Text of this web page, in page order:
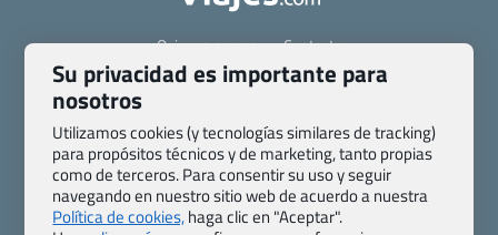
Quienes somos
Contacto
Pasaporte, Visado, Salud y otras disposiciones específicas
Blog de Viajes.com
Preguntas frecuentes
Condiciones generales
Política de privacidad y cookies
Transparencia
Todas las páginas – sitemap
Su privacidad es importante para
nosotros
Utilizamos cookies (y tecnologías similares de tracking)
para propósitos técnicos y de marketing, tanto propias
como de terceros. Para consentir su uso y seguir
navegando en nuestro sitio web de acuerdo a nuestra
Política de cookies,haga clic en "Aceptar".